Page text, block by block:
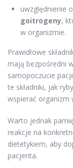
uwzględnienie
goitrogeny,
w organizmie.
Prawidłowe
mają bezpośredni
samopoczucie
te składniki, jak
wspierać organizm
Warto jednak
reakcje na
dietetykiem, aby
pacjenta.